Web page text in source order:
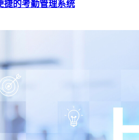
捷的考勤管理系统